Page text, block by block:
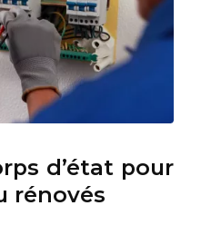
d’état pour
rénovés